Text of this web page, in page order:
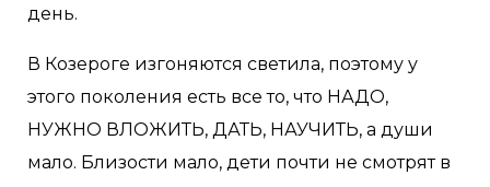
день.
В Козероге изгоняются светила, поэтому у
этого поколения есть все то, что НАДО,
НУЖНО ВЛОЖИТЬ, ДАТЬ, НАУЧИТЬ, а души
мало. Близости мало, дети почти не смотрят в